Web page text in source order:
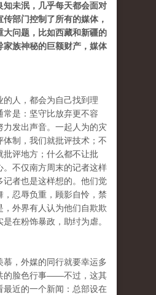
知未泯，几乎每天都会面对
部门控制了所有的媒体，
大问题，比如西藏和新疆的
家族神秘的巨额财产，媒体
的人，都会为自己找到理
常是：坚守比放弃更不容
力发出声音。一起人为的灾
体制，我们就批评技术；不
批评地方；什么都不让批
。不仅南方周末的记者这样
记者也是这样想的。他们觉
，忍辱负重，顾影自怜，禁
，外界有人认为他们自欺欺
在粉饰暴政，助纣为虐。
慕，外媒的同行就要幸运多
的脸色行事——不过，这其
最近的一个新闻：总部设在